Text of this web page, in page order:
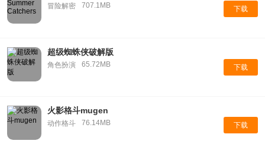
冒险解密 707.1MB 下载
超级蜘蛛侠破解版
角色扮演 65.72MB 下载
火影格斗mugen
动作格斗 76.14MB 下载